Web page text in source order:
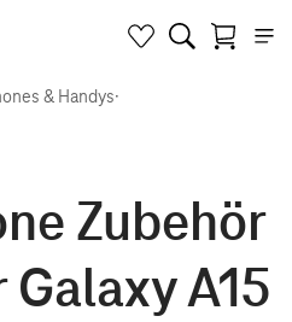
& Handys·
Zubehör
A15